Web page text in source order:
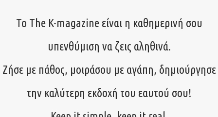
Το The K-magazine είναι η καθημερινή σου
υπενθύμιση να ζεις αληθινά.
Ζήσε με πάθος, μοιράσου με αγάπη, δημιούργησε
την καλύτερη εκδοχή του εαυτού σου!